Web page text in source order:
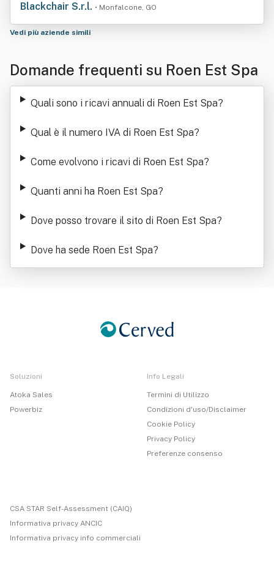
Blackchair S.r.l. • Monfalcone, GO
Vedi più aziende simili
Domande frequenti su Roen Est Spa
Quali sono i ricavi annuali di Roen Est Spa?
Qual è il numero IVA di Roen Est Spa?
Come evolvono i ricavi di Roen Est Spa?
Quanti anni ha Roen Est Spa?
Dove posso trovare il sito di Roen Est Spa?
Dove ha sede Roen Est Spa?
Soluzioni
Atoka Sales
Powerbiz
Info Legali
Termini di Utilizzo
Condizioni d'uso/Disclaimer
Cookie Policy
Privacy Policy
Preferenze consenso
CSA STAR Self-Assessment (CAIQ)
Informativa privacy ANCIC
Informativa privacy info commerciali